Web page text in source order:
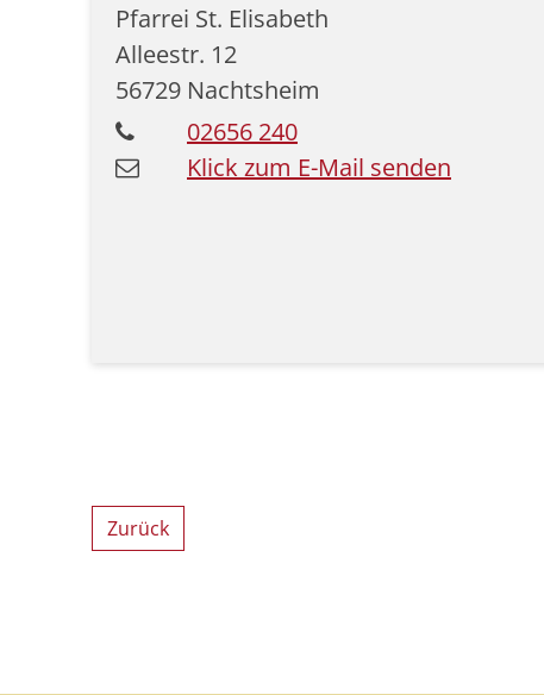
Pfarrei St. Elisabeth
Alleestr. 12
56729 Nachtsheim
02656 240
Klick zum E-Mail senden
Zurück